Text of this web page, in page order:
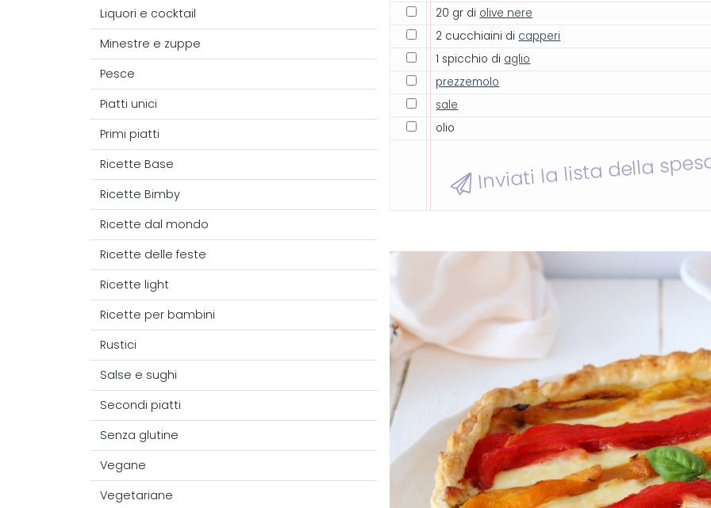
Liquori e cocktail
Minestre e zuppe
Pesce
Piatti unici
Primi piatti
Ricette Base
Ricette Bimby
Ricette dal mondo
Ricette delle feste
Ricette light
Ricette per bambini
Rustici
Salse e sughi
Secondi piatti
Senza glutine
Vegane
Vegetariane
20 gr di olive nere
2 cucchiaini di capperi
1 spicchio di aglio
prezzemolo
sale
olio
Inviati la lista della